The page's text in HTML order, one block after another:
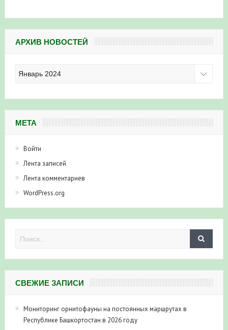
АРХИВ НОВОСТЕЙ
новостей
МЕТА
Войти
Лента записей
Лента комментариев
WordPress.org
СВЕЖИЕ ЗАПИСИ
Мониторинг орнитофауны на постоянных маршрутах в
Республике Башкортостан в 2026 году